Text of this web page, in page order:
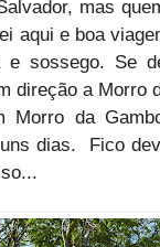
mas
aqui e boa
sossego. Se
direção a Morro
Morro da
dias. Fico